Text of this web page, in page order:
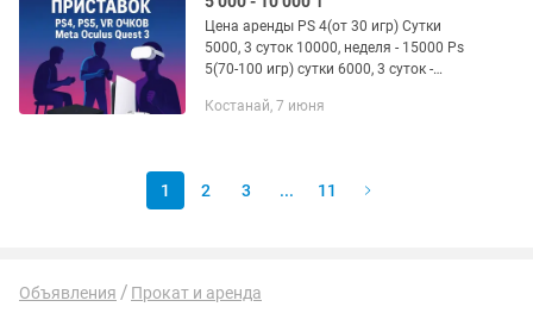
Цена аренды PS 4(от 30 игр) Сутки
5000, 3 суток 10000, неделя - 15000 Ps
5(70-100 игр) сутки 6000, 3 суток -
3(120 игр) - сутки 7000, трое суток
Костанай, 7 июня
1 2 3 ... 11
Объявления Прокат и аренда